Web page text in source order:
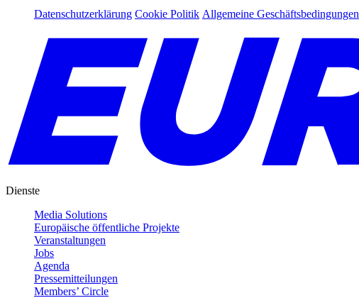
Datenschutzerklärung Cookie Politik Allgemeine Geschäftsbedingungen
Dienste
Media Solutions
Europäische öffentliche Projekte
Veranstaltungen
Jobs
Agenda
Pressemitteilungen
Members’ Circle